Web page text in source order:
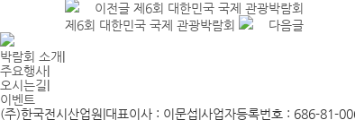
이전글 제6회 대한민국 국제 관광박람회
제6회 대한민국 국제 관광박람회
다음글
박람회 소개
주요행사
오시는길
이벤트
(주)한국전시산업원 대표이사 : 이문섭 사업자등록번호 : 686-81-